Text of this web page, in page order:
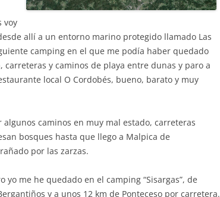
voy
allí a un entorno marino protegido llamado Las
camping en el que me podía haber quedado
y caminos de playa entre dunas y paro a
local O Cordobés, bueno, barato y muy
caminos en muy mal estado, carreteras
bosques hasta que llego a Malpica de
por las zarzas.
yo me he quedado en el camping “Sisargas”, de
y a unos 12 km de Ponteceso por carretera.